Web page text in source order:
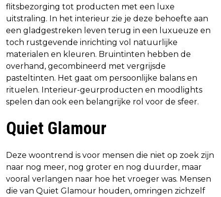
flitsbezorging tot producten met een luxe
uitstraling. In het interieur zie je deze behoefte aan
een gladgestreken leven terug in een luxueuze en
toch rustgevende inrichting vol natuurlijke
materialen en kleuren. Bruintinten hebben de
overhand, gecombineerd met vergrijsde
pasteltinten. Het gaat om persoonlijke balans en
rituelen. Interieur-geurproducten en moodlights
spelen dan ook een belangrijke rol voor de sfeer.
Quiet Glamour
Deze woontrend is voor mensen die niet op zoek zijn
naar nog meer, nog groter en nog duurder, maar
vooral verlangen naar hoe het vroeger was. Mensen
die van Quiet Glamour houden, omringen zichzelf